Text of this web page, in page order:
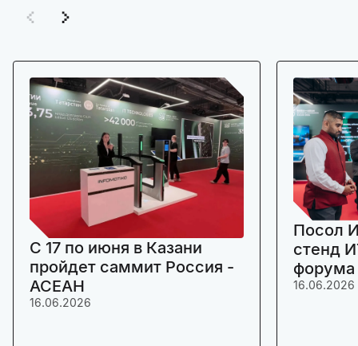
C 17 по июня в Казани
пройдет саммит Россия -
АСЕАН
16.06.2026
Посол
стенд
16.06.2026